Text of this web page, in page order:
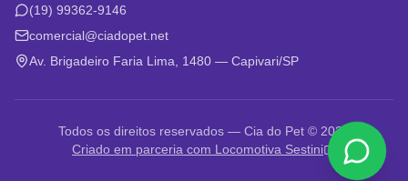
(19) 99362-9146
comercial@ciadopet.net
Av. Brigadeiro Faria Lima, 1480 — Capivari/SP
Todos os direitos reservados — Cia do Pet © 2026
Criado em parceria com Locomotiva Sestini